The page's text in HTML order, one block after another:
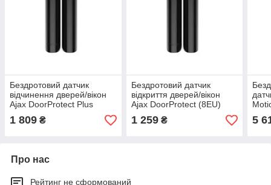
Бездротовий датчик
відчинення дверей/вікон
Ajax DoorProtect Plus
(8EU) ASP black з
сенсором удару та нахилу
1 809 ₴
Бездротовий датчик
відкриття дверей/вікон
Ajax DoorProtect (8EU)
ASP Black
1 259₴ 5
Про нас
Рейтинг не сформований